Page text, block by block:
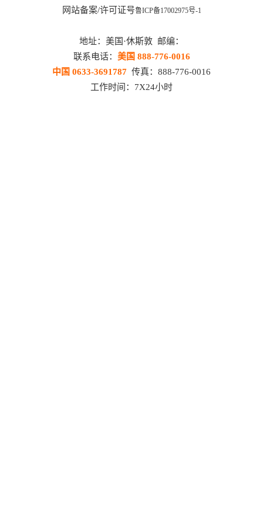
网站备案/许可证号鲁ICP备17002975号-1
地址：美国·休斯敦 邮编：
联系电话： 美国 888-776-0016
中国 0633-3691787 传真：888-776-0016
工作时间：7X24小时